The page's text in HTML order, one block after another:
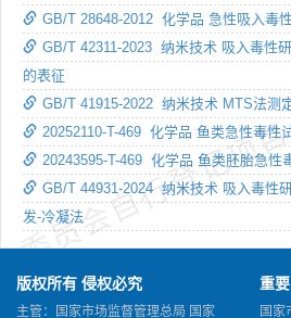
员会自行登记
GB/T 28648-2012 化学品 急性吸入毒
GB/T 42311-2023 纳米技术 吸入毒性
的表征
GB/T 41915-2022 纳米技术 MTS法测
20252110-T-469 化学品 鱼类急性毒性
20243595-T-469 化学品 鱼类胚胎急性
GB/T 44931-2024 纳米技术 吸入毒性
发-冷凝法
版权所有 侵权必究
主管：国家市场监督管理总局 国家
重
国家